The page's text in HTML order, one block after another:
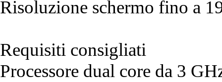
Risoluzione schermo fino a
Requisiti consigliati
Processore dual core da 3